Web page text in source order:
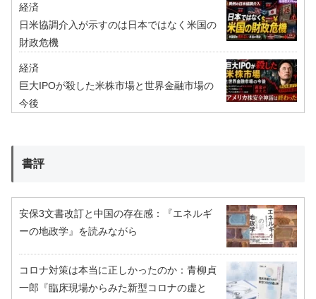
経済
日米協調介入が示すのは日本ではなく米国の
財政危機
経済
巨大IPOが殺した米株市場と世界金融市場の
今後
書評
安保3文書改訂と中国の存在感：『エネルギ
ーの地政学』を読みながら
コロナ対策は本当に正しかったのか：青柳貞
一郎『臨床現場からみた新型コロナの虚と